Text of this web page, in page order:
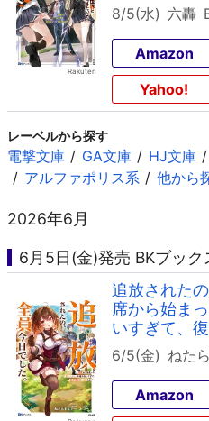
8/5(水) 六轟
Amazon
Yahoo!
レーベルから探す
電撃文庫 GA文庫 HJ文庫
アルファポリス系
他から
2026年6月
6月5日(金)発売 BKブック
追放された
席から始ま
いすぎて、
6/5(金) ねた
Amazon